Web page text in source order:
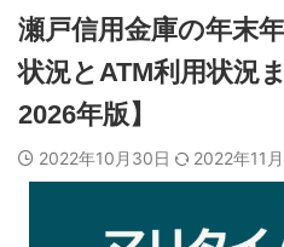
瀬戸信用金庫の年末
状況とATM利用状況
2026年版】
2022年10月30日 2022年11